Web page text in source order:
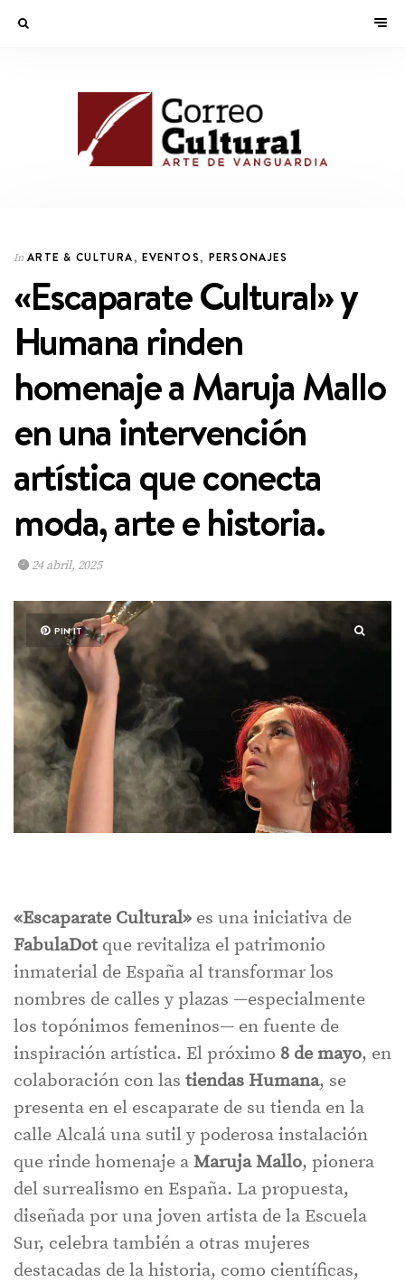
In ARTE & CULTURA,EVENTOS,PERSONAJES
«Escaparate Cultural» y
Humana rinden
homenaje a Maruja Mallo
en una intervención
artística que conecta
moda, arte e historia.
24 abril, 2025
PIN IT
«Escaparate Cultural» es una iniciativa de
FabulaDotque revitaliza el patrimonio
inmaterial de España al transformar los
nombres de calles y plazas —especialmente
los topónimos femeninos— en fuente de
inspiración artística. El próximo 8 de mayo, en
colaboración con las tiendas Humana, se
presenta en el escaparate de su tienda en la
calle Alcalá una sutil y poderosa instalación
que rinde homenaje a Maruja Mallo, pionera
del surrealismo en España. La propuesta,
diseñada por una joven artista de la Escuela
Sur, celebra también a otras mujeres
destacadas de la historia, como científicas,